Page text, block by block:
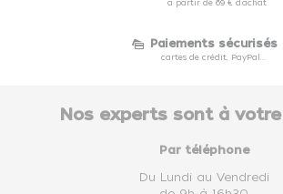
à partir de 69 € d'achat
Paiements sécurisés
cartes de crédit, PayPal...
Nos experts sont à
Par téléphone
Du Lundi au Vendredi